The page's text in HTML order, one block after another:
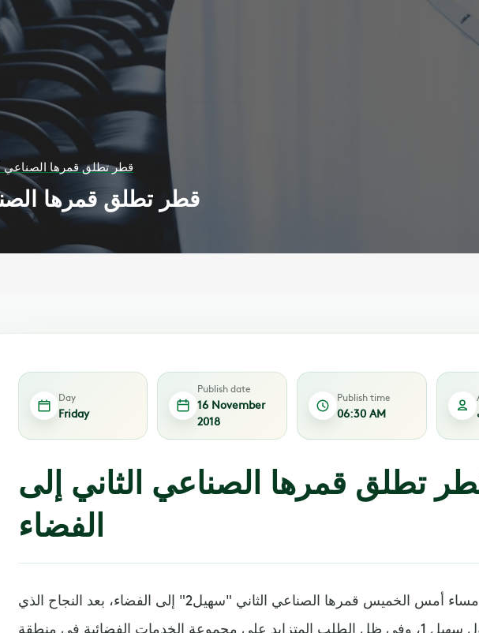
قطر تطلق قمرها الصناعي
قطر تطلق قمرها
Day
Friday
Publish date
16 November
2018
Publish time
06:30 AM
تطلق قمرها الصناعي الثاني إلى
الفضاء
أطلقت قطر مساء أمس الخميس قمرها الصناعي الثاني "سهيل2" إلى الفضاء، بعد النجاح الذي
حققه القمر الأول سهيل 1، وفي ظل الطلب المتزايد على مجموعة الخدمات الفضائية في منطقة